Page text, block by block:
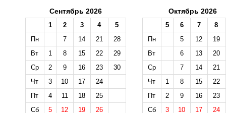
Сентябрь 2026
1 2 3 4
5
Пн
7 14 21
28
Вт
1 8 15 22
29
Ср
2 9 16 23
30
Чт
3 10 17
24
Пт
4 11 18
25
Сб
5 12 19
26
Октябрь 2026
5 6 7
8
Пн
5 12
19
Вт
6 13
20
Ср
7 14
21
Чт
1 8 15
22
Пт
2 9 16
23
Сб
3 10 17
24